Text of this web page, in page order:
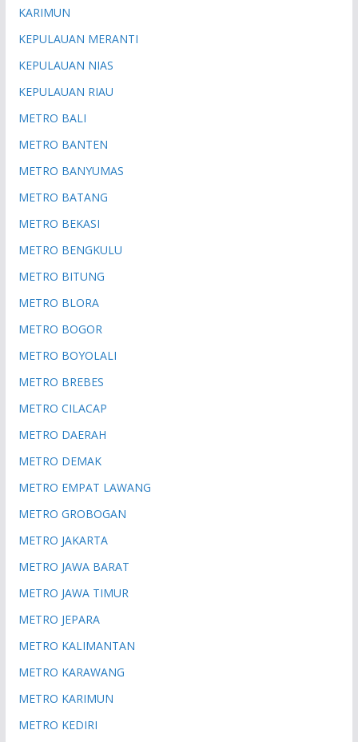
KARIMUN
KEPULAUAN MERANTI
KEPULAUAN NIAS
KEPULAUAN RIAU
METRO BALI
METRO BANTEN
METRO BANYUMAS
METRO BATANG
METRO BEKASI
METRO BENGKULU
METRO BITUNG
METRO BLORA
METRO BOGOR
METRO BOYOLALI
METRO BREBES
METRO CILACAP
METRO DAERAH
METRO DEMAK
METRO EMPAT LAWANG
METRO GROBOGAN
METRO JAKARTA
METRO JAWA BARAT
METRO JAWA TIMUR
METRO JEPARA
METRO KALIMANTAN
METRO KARAWANG
METRO KARIMUN
METRO KEDIRI